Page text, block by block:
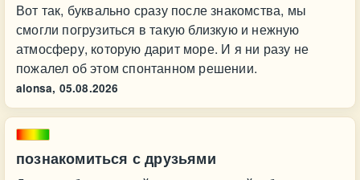
Вот так, буквально сразу после знакомства, мы
смогли погрузиться в такую близкую и нежную
атмосферу, которую дарит море. И я ни разу не
пожалел об этом спонтанном решении.
alonsa, 05.08.2026
познакомиться с друзьями